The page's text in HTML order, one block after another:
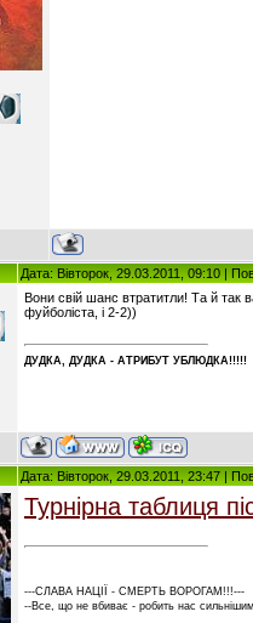
Дата: Вівторок, 29.03.2011, 09:10 |
Вони свій шанс втратитли! Та й так
фуйболіста, і 2-2))
ДУДКА, ДУДКА - АТРИБУT УБЛЮДКА!!!!!
Дата: Вівторок, 29.03.2011, 23:47 |
Турнірна таблиця
---СЛАВА НАЦІЇ - СМЕРТЬ ВОРОГАМ!!!---
--Все, що не вбиває - робить нас